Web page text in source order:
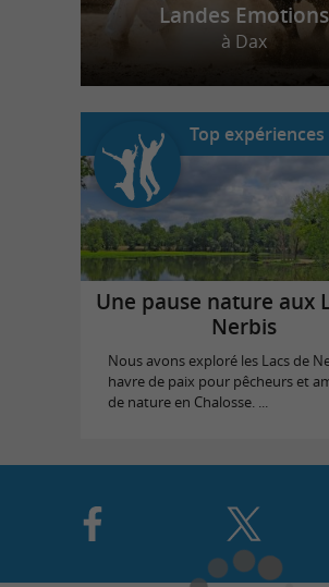
Landes Emotions
à Dax
Top expériences
Une pause nature aux
Nerbis
Nous avons exploré les Lacs de
havre de paix pour pêcheurs et
de nature en Chalosse. ...